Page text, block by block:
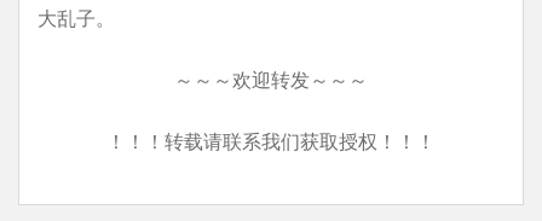
大乱子。
～～～欢迎转发～～～
！！！转载请联系我们获取授权！！！